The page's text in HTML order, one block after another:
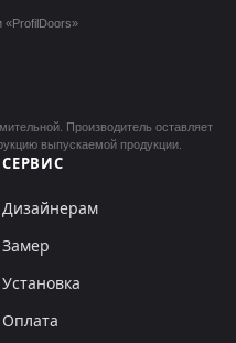
Производитель оставляет
выпускаемой продукции.
СЕРВИС
Дизайнерам
Замер
Установка
Оплата